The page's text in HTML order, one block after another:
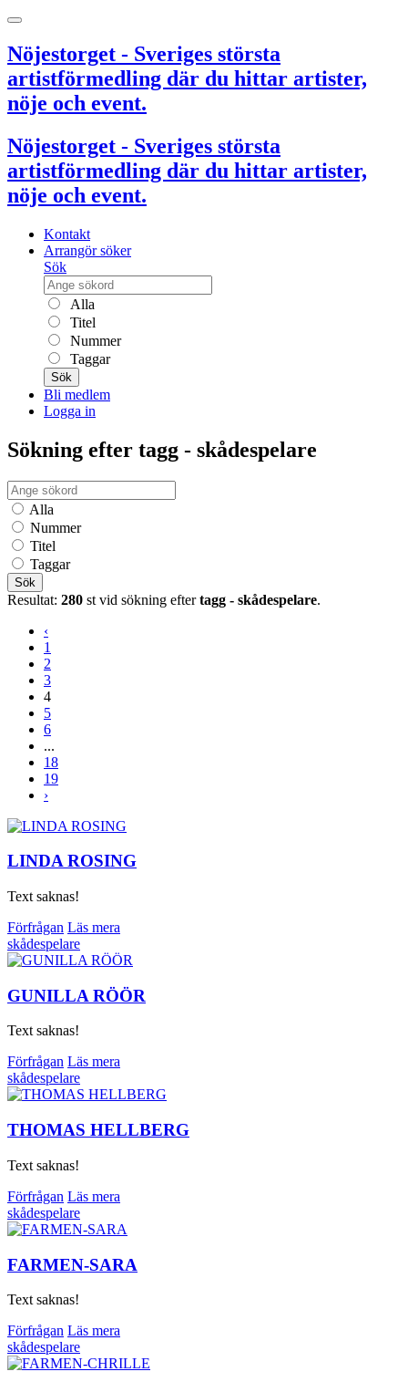
Nöjestorget - Sveriges största
artistförmedling där du hittar artister,
nöje och event.
Nöjestorget - Sveriges största
artistförmedling där du hittar artister,
nöje och event.
Kontakt
Arrangör söker
Sök
Alla
Titel
Nummer
Taggar
Sök
Bli medlem
Logga in
Sökning efter tagg - skådespelare
Alla
Nummer
Titel
Taggar
Sök
Resultat: 280 st vid sökning eftertagg - skådespelare.
‹
1
2
3
4
5
6
...
18
19
›
LINDA ROSING
Text saknas!
Förfrågan Läs mera
skådespelare
GUNILLA RÖÖR
Text saknas!
Förfrågan Läs mera
skådespelare
THOMAS HELLBERG
Text saknas!
Förfrågan Läs mera
skådespelare
FARMEN-SARA
Text saknas!
Förfrågan Läs mera
skådespelare